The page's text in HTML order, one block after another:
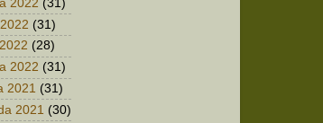
2022 (31)
(31)
(28)
2022 (31)
2021 (31)
2021 (30)